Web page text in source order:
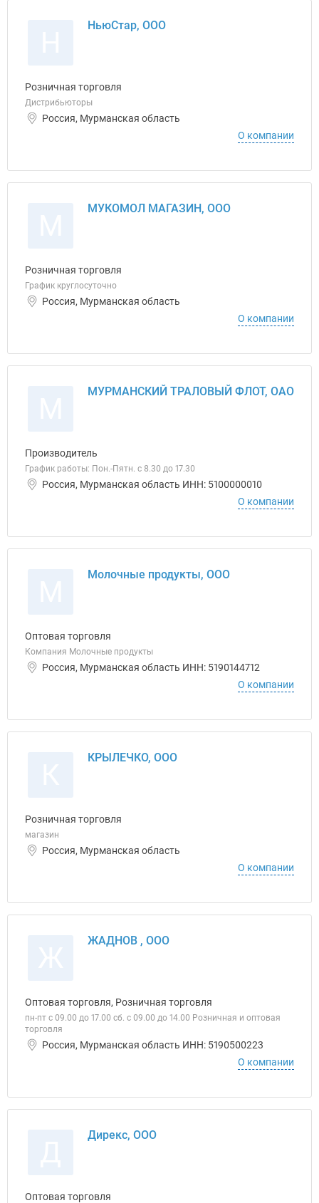
НьюСтар, ООО
Розничная торговля
Дистрибьюторы
Россия, Мурманская область
О компании
МУКОМОЛ МАГАЗИН, ООО
Розничная торговля
График круглосуточно
Россия, Мурманская область
О компании
МУРМАНСКИЙ ТРАЛОВЫЙ ФЛОТ, ОАО
Производитель
График работы: Пон.-Пятн. с 8.30 до 17.30
Россия, Мурманская область ИНН: 5100000010
О компании
Молочные продукты, ООО
Оптовая торговля
Компания Молочные продукты
Россия, Мурманская область ИНН: 5190144712
О компании
КРЫЛЕЧКО, ООО
Розничная торговля
магазин
Россия, Мурманская область
О компании
ЖАДНОВ , ООО
Оптовая торговля, Розничная торговля
пн-пт с 09.00 до 17.00 сб. с 09.00 до 14.00 Розничная и оптовая
торговля
Россия, Мурманская область ИНН: 5190500223
О компании
Дирекс, ООО
Оптовая торговля